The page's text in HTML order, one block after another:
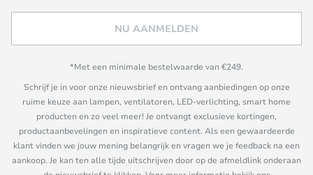
NU AANMELDEN
*Met een minimale bestelwaarde van €249.
Schrijf je in voor onze nieuwsbrief en ontvang aanbiedingen op onze
ruime keuze aan lampen, ventilatoren, LED-verlichting, smart home
producten en zo veel meer! Je ontvangt exclusieve kortingen,
productaanbevelingen en inspiratieve content. Als een gewaardeerde
klant vinden we jouw mening belangrijk en vragen we je feedback na een
aankoop. Je kan ten alle tijde uitschrijven door op de afmeldlink onderaan